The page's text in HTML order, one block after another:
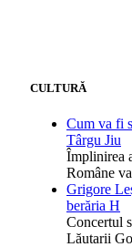
CULTURĂ
Cum va fi
Târgu Jiu
Împlinirea
Române
Grigore
berăria H
Concertul
Lăutarii